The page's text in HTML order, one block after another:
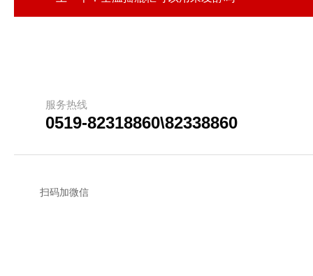
服务热线
0519-82318860\82338860
扫码加微信